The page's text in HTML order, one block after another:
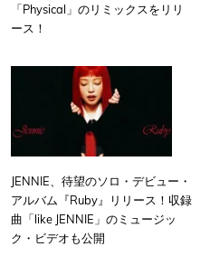
「Physical」のリミックスをリリ
ース！
JENNIE、待望のソロ・デビュー・
アルバム『Ruby』リリース！収録
曲「like JENNIE」のミュージッ
ク・ビデオも公開